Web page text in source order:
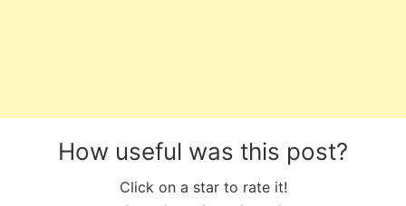
How useful was this post?
Click on a star to rate it!